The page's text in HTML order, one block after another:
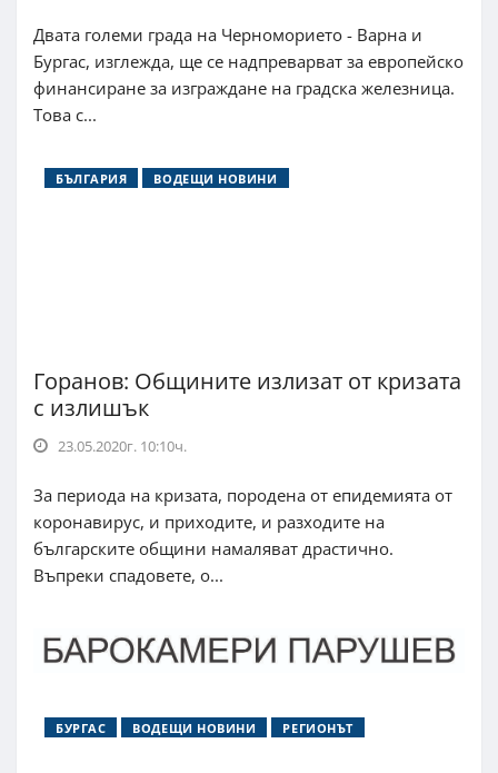
Двата големи града на Черноморието - Варна и
Бургас, изглежда, ще се надпреварват за европейско
финансиране за изграждане на градска железница.
Това с...
БЪЛГАРИЯ ВОДЕЩИ НОВИНИ
Горанов: Общините излизат от кризата
с излишък
23.05.2020г. 10:10ч.
За периода на кризата, породена от епидемията от
коронавирус, и приходите, и разходите на
българските общини намаляват драстично.
Въпреки спадовете, о...
БУРГАС ВОДЕЩИ НОВИНИ РЕГИОНЪТ